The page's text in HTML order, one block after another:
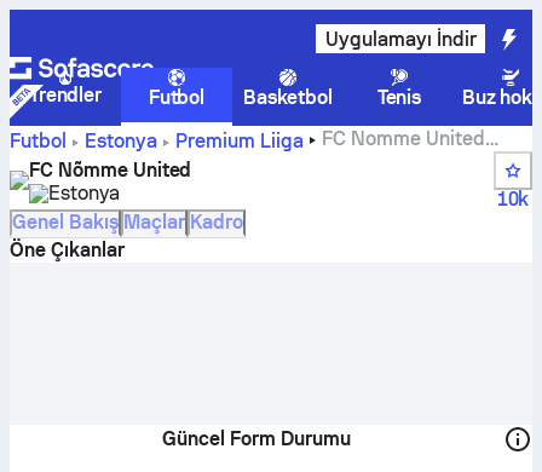
Uygulamayı İndir
Trendler Futbol Basketbol Tenis
Buz
Futbol
Estonya Premium Liiga
FC Nomme United
skorları, fikstürleri, puan durumu ve oyuncu istatistikleri
FC Nõmme United
Estonya
10k
Genel Bakış Maçlar Kadro
Öne Çıkanlar
Güncel Form Durumu